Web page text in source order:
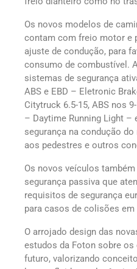
Os novos modelos de
contam com freio motor e
ajuste de condução, para
consumo de combustível.
sistemas de segurança
ABS e EBD – Eletronic
Citytruck 6.5-15, ABS nos
– Daytime Running Light –
segurança na condução
aos pedestres e outros
Os novos veículos
segurança passiva que
requisitos de segurança
para casos de colisões em
O arrojado design das
estudos da Foton sobre
futuro, valorizando